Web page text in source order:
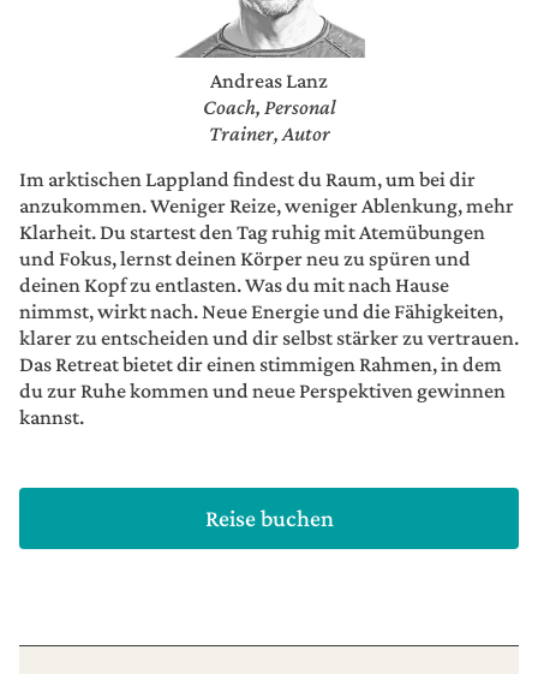
Im arktischen Lappland findest du Raum, um bei dir
anzukommen. Weniger Reize, weniger Ablenkung, mehr
Klarheit. Du startest den Tag ruhig mit Atemübungen
und Fokus, lernst deinen Körper neu zu spüren und
deinen Kopf zu entlasten. Was du mit nach Hause
nimmst, wirkt nach. Neue Energie und die Fähigkeiten,
klarer zu entscheiden und dir selbst stärker zu vertrauen.
Das Retreat bietet dir einen stimmigen Rahmen, in dem
du zur Ruhe kommen und neue Perspektiven gewinnen
kannst.
Reise buchen
Andreas Lanz
Coach, Personal
Trainer, Autor